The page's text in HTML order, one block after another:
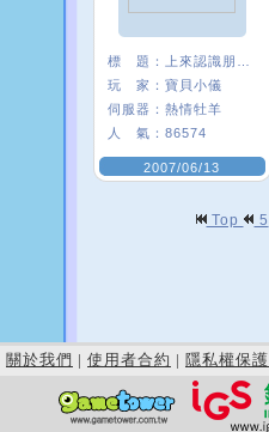
標 題：
玩 家： 寶貝小儀
伺服器： 熱情牡羊
人 氣： 86574
2007/06/13
Top 5
關於我們 | 使用者合約 | 隱私權保護